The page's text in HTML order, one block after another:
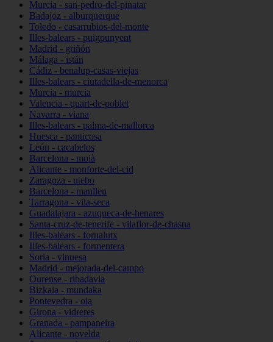
Murcia - san-pedro-del-pinatar
Badajoz - alburquerque
Toledo - casarrubios-del-monte
Illes-balears - puigpunyent
Madrid - griñón
Málaga - istán
Cádiz - benalup-casas-viejas
Illes-balears - ciutadella-de-menorca
Murcia - murcia
Valencia - quart-de-poblet
Navarra - viana
Illes-balears - palma-de-mallorca
Huesca - panticosa
León - cacabelos
Barcelona - moià
Alicante - monforte-del-cid
Zaragoza - utebo
Barcelona - manlleu
Tarragona - vila-seca
Guadalajara - azuqueca-de-henares
Santa-cruz-de-tenerife - vilaflor-de-chasna
Illes-balears - fornalutx
Illes-balears - formentera
Soria - vinuesa
Madrid - mejorada-del-campo
Ourense - ribadavia
Bizkaia - mundaka
Pontevedra - oia
Girona - vidreres
Granada - pampaneira
Alicante - novelda